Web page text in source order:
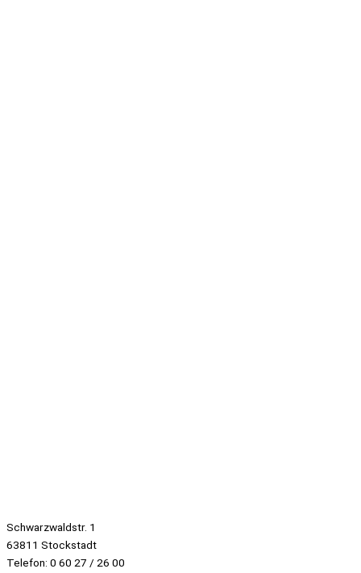
Schwarzwaldstr. 1
63811 Stockstadt
Telefon: 0 60 27 / 26 00